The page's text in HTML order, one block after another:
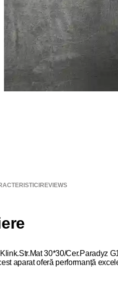
REVIEWS
30*30/Cer.Paradyz
aparat oferă performanță